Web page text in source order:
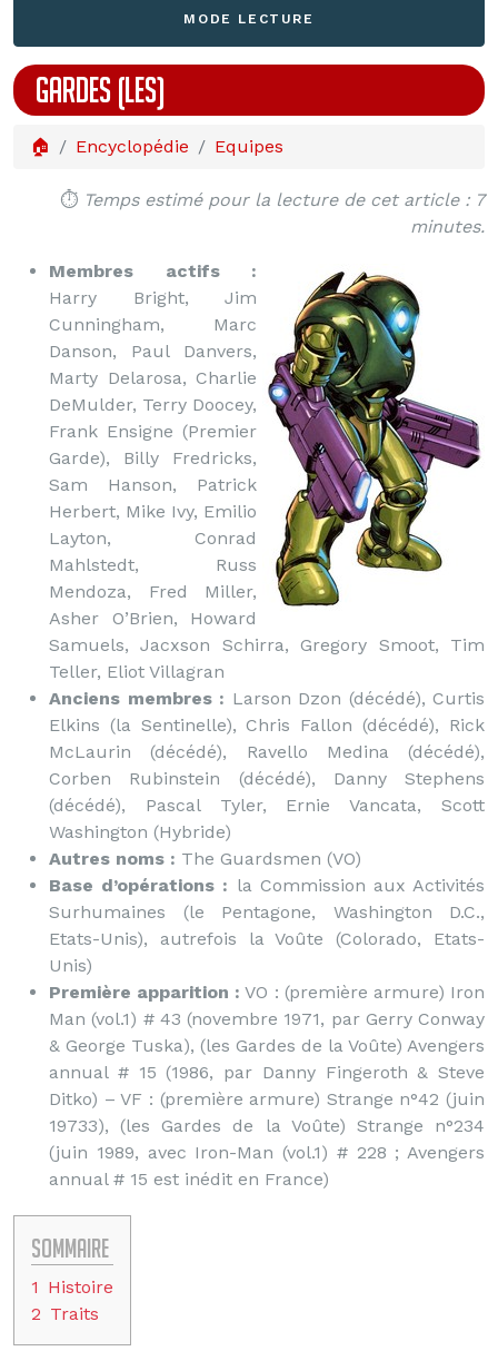
MODE LECTURE
GARDES (LES)
🏠 Encyclopédie Equipes
⏱️ Temps estimé pour la lecture de cet article : 7
minutes.
Membres actifs :
Harry Bright, Jim
Cunningham, Marc
Danson, Paul Danvers,
Marty Delarosa, Charlie
DeMulder, Terry Doocey,
Frank Ensigne (Premier
Garde), Billy Fredricks,
Sam Hanson, Patrick
Herbert, Mike Ivy, Emilio
Layton, Conrad
Mahlstedt, Russ
Mendoza, Fred Miller,
Asher O’Brien, Howard
Samuels, Jacxson Schirra, Gregory Smoot, Tim
Teller, Eliot Villagran
Anciens membres : Larson Dzon (décédé), Curtis
Elkins (la Sentinelle), Chris Fallon (décédé), Rick
McLaurin (décédé), Ravello Medina (décédé),
Corben Rubinstein (décédé), Danny Stephens
(décédé), Pascal Tyler, Ernie Vancata, Scott
Washington (Hybride)
Autres noms : The Guardsmen (VO)
Base d’opérations : la Commission aux Activités
Surhumaines (le Pentagone, Washington D.C.,
Etats-Unis), autrefois la Voûte (Colorado, Etats-
Unis)
Première apparition : VO : (première armure) Iron
Man (vol.1) # 43 (novembre 1971, par Gerry Conway
& George Tuska), (les Gardes de la Voûte) Avengers
annual # 15 (1986, par Danny Fingeroth & Steve
Ditko) – VF : (première armure) Strange n°42 (juin
19733), (les Gardes de la Voûte) Strange n°234
(juin 1989, avec Iron-Man (vol.1) # 228 ; Avengers
annual # 15 est inédit en France)
Sommaire
1 Histoire
2 Traits